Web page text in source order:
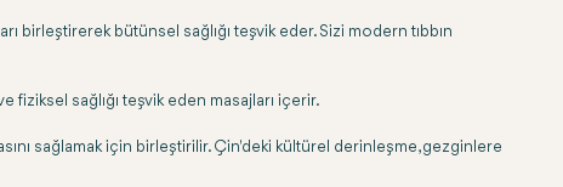
birleştirerek bütünsel sağlığı teşvik eder. Sizi modern tıbbın
sağlığı teşvik eden masajları içerir.
sağlamak için birleştirilir. Çin'deki kültürel derinleşme, gezginlere